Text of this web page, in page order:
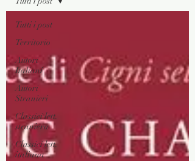
Tutti i post
Territorio
Autori
Italiani
Autori
Stranieri
Classici lett.
straniera
Classici lett.
italiana